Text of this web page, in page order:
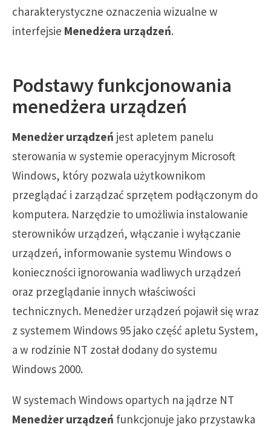
charakterystyczne oznaczenia wizualne w
interfejsie Menedżera urządzeń.
Podstawy funkcjonowania
menedżera urządzeń
Menedżer urządzeń jest apletem panelu
sterowania w systemie operacyjnym Microsoft
Windows, który pozwala użytkownikom
przeglądać i zarządzać sprzętem podłączonym do
komputera. Narzędzie to umożliwia instalowanie
sterowników urządzeń, włączanie i wyłączanie
urządzeń, informowanie systemu Windows o
konieczności ignorowania wadliwych urządzeń
oraz przeglądanie innych właściwości
technicznych. Menedżer urządzeń pojawił się wraz
z systemem Windows 95 jako część apletu System,
a w rodzinie NT został dodany do systemu
Windows 2000.
W systemach Windows opartych na jądrze NT
Menedżer urządzeń funkcjonuje jako przystawka